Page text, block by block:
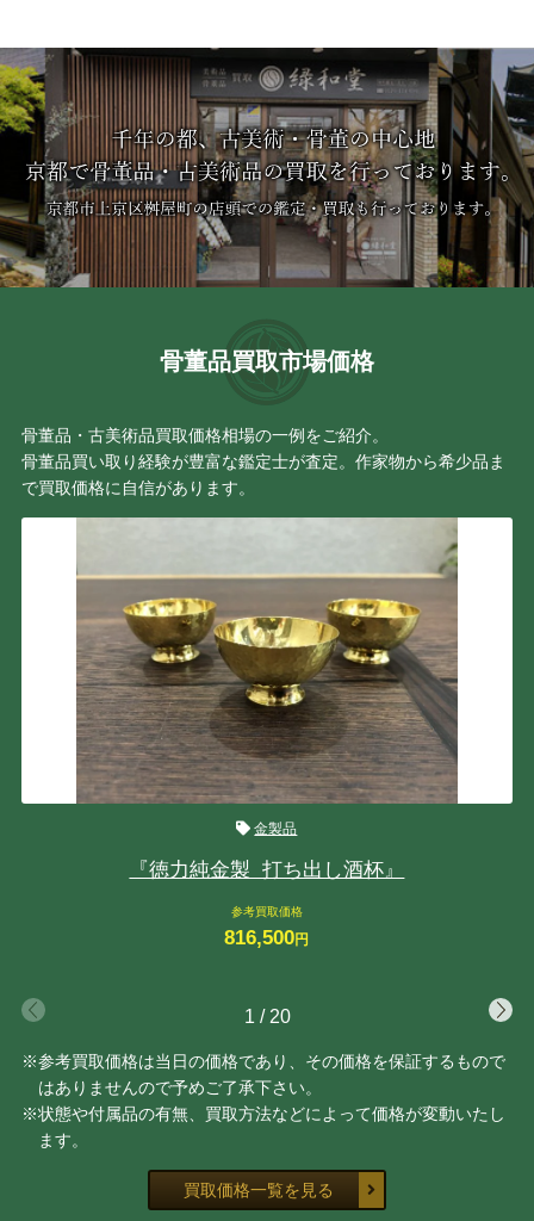
骨董品買取市場価格
骨董品・古美術品買取価格相場の一例をご紹介。
骨董品買い取り経験が豊富な鑑定士が査定。作家物から希少品ま
で買取価格に自信があります。
金製品
『徳力純金製 打ち出し酒杯』
参考買取価格
816,500円
1 / 20
※参考買取価格は当日の価格であり、その価格を保証するもので
はありませんので予めご了承下さい。
※状態や付属品の有無、買取方法などによって価格が変動いたし
ます。
買取価格一覧を見る